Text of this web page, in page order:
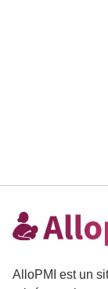
AlloPMI est un